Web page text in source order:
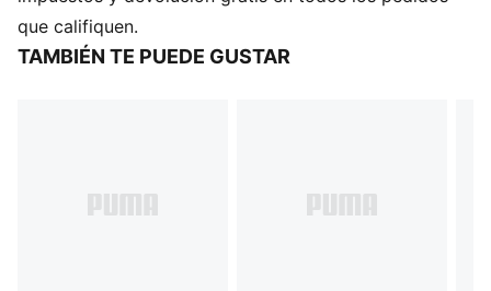
SoftFoam+: una plantilla que ofrece amortiguación
superior y comodidad óptima a cada paso.
que califiquen.
TAMBIÉN TE PUEDE GUSTAR